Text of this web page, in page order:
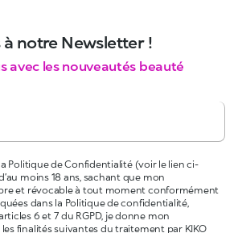
notre Newsletter !
avec les nouveautés beauté
Politique de Confidentialité (voir le lien ci-
moins 18 ans, sachant que mon
et révocable à tout moment conformément
dans la Politique de confidentialité,
6 et 7 du RGPD, je donne mon
finalités suivantes du traitement par KIKO